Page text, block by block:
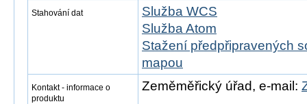
Stahování dat
Služba WCS
Služba Atom
Stažení předpřipravených
mapou
Kontakt - informace o
produktu
Zeměměřický úřad, e-mail: